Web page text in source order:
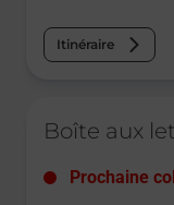
Itinéraire
Boîte aux
Prochaine